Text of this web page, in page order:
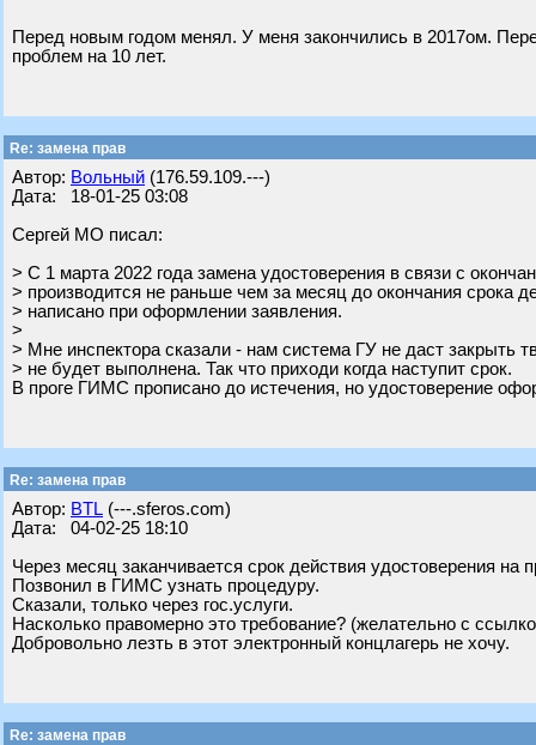
Перед новым годом менял. У меня закончились в 2017ом.
проблем на 10 лет.
Re: замена прав
Автор: Вольный (176.59.109.---)
Дата: 18-01-25 03:08
Сергей МО писал:
> С 1 марта 2022 года замена удостоверения в связи с
> производится не раньше чем за месяц до окончания срока
> написано при оформлении заявления.
>
> Мне инспектора сказали - нам система ГУ не даст закрыть
> не будет выполнена. Так что приходи когда наступит срок.
В проге ГИМС прописано до истечения, но удостоверение
Re: замена прав
Автор: BTL (---.sferos.com)
Дата: 04-02-25 18:10
Через месяц заканчивается срок действия удостоверения на
Позвонил в ГИМС узнать процедуру.
Сказали, только через гос.услуги.
Насколько правомерно это требование? (желательно с
Добровольно лезть в этот электронный концлагерь не хочу.
Re: замена прав